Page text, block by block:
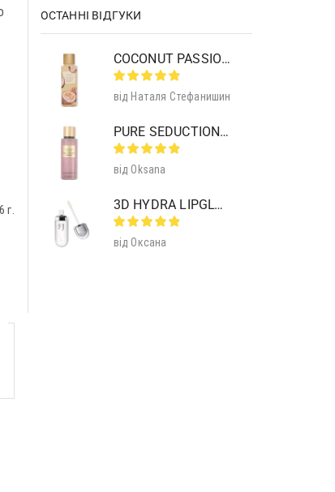
г.
ОСТАННІ ВІДГУКИ
COCONUT PASSION BRULEE BODY MIST
від Наталя Стефанишин
PURE SEDUCTION MIST SHIMMER
від Oksana
3D HYDRA LIPGLOSS 01 CLEAR
від Оксана